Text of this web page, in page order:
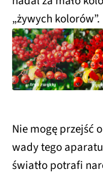
„żywych
Nie mogę przejść
wady tego
światło potrafi